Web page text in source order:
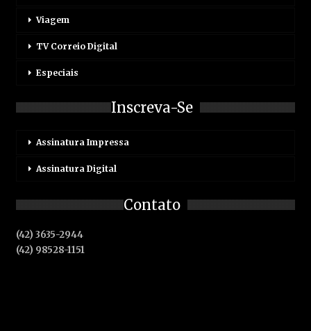
Viagem
TV Correio Digital
Especiais
Inscreva-Se
Assinatura Impressa
Assinatura Digital
Contato
(42) 3635-2944
(42) 98528-1151